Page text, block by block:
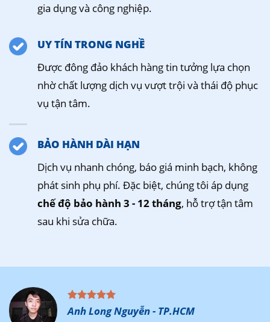
gia dụng và công nghiệp.
UY TÍN TRONG NGHỀ
Được đông đảo khách hàng tin tưởng lựa chọn
nhờ chất lượng dịch vụ vượt trội và thái độ phục
vụ tận tâm.
BẢO HÀNH DÀI HẠN
Dịch vụ nhanh chóng, báo giá minh bạch, không
phát sinh phụ phí. Đặc biệt, chúng tôi áp dụng
chế độ bảo hành 3 - 12 tháng, hỗ trợ tận tâm
sau khi sửa chữa.
Anh Long Nguyễn - TP.HCM